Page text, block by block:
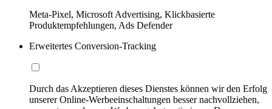
Meta-Pixel, Microsoft Advertising, Klickbasierte
Produktempfehlungen, Ads Defender
Erweitertes Conversion-Tracking
Durch das Akzeptieren dieses Dienstes können wir den Erfolg
unserer Online-Werbeeinschaltungen besser nachvollziehen,